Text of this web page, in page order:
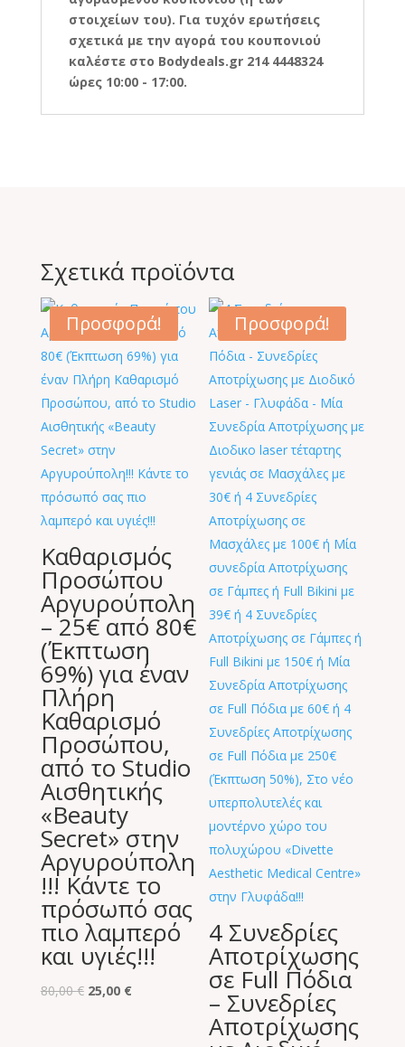
στοιχείων του). Για τυχόν ερωτήσεις
σχετικά με την αγορά του κουπονιού
καλέστε στο Bodydeals.gr 214 4448324
ώρες 10:00 - 17:00.
Σχετικά προϊόντα
Προσφορά!
Καθαρισμός
Προσώπου
Αργυρούπολη
– 25€ από 80€
(Έκπτωση
69%) για έναν
Πλήρη
Καθαρισμό
Προσώπου,
από το Studio
Αισθητικής
«Beauty
Secret» στην
Αργυρούπολη
!!! Κάντε το
πρόσωπό σας
πιο λαμπερό
και υγιές!!!
80,00€ Original
25,00 €Η
Προσφορά!
4 Συνεδρίες
Αποτρίχωσης
σε Full Πόδια
– Συνεδρίες
Αποτρίχωσης